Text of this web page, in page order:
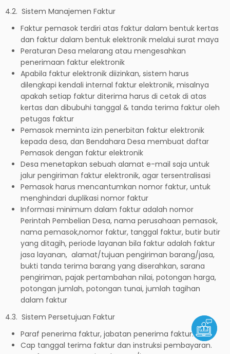
4.2. Sistem Manajemen Faktur
Faktur pemasok terdiri atas faktur dalam bentuk kertas
dan faktur dalam bentuk elektronik melalui surat maya
Peraturan Desa melarang atau mengesahkan
penerimaan faktur elektronik
Apabila faktur elektronik diizinkan, sistem harus
dilengkapi kendali internal faktur elektronik, misalnya
apakah setiap faktur diterima harus di cetak di atas
kertas dan dibubuhi tanggal & tanda terima faktur oleh
petugas faktur
Pemasok meminta izin penerbitan faktur elektronik
kepada desa, dan Bendahara Desa membuat daftar
Pemasok dengan faktur elektronik
Desa menetapkan sebuah alamat e-mail saja untuk
jalur pengiriman faktur elektronik, agar tersentralisasi
Pemasok harus mencantumkan nomor faktur, untuk
menghindari duplikasi nomor faktur
Informasi minimum dalam faktur adalah nomor
Perintah Pembelian Desa, nama perusahaan pemasok,
nama pemasok,nomor faktur, tanggal faktur, butir butir
yang ditagih, periode layanan bila faktur adalah faktur
jasa layanan, alamat/tujuan pengiriman barang/jasa,
bukti tanda terima barang yang diserahkan, sarana
pengiriman, pajak pertambahan nilai, potongan harga,
potongan jumlah, potongan tunai, jumlah tagihan
dalam faktur
4.3. Sistem Persetujuan Faktur
Paraf penerima faktur, jabatan penerima faktur.
Cap tanggal terima faktur dan instruksi pembayaran.